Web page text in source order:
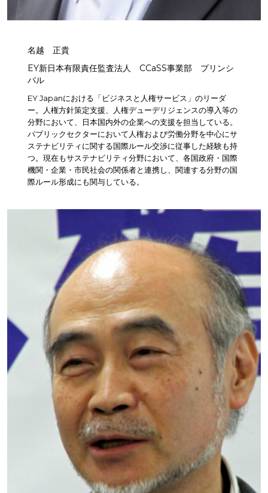
名越 正貴
EY新日本有限責任監査法人 CCaSS事業部 プリンシ
パル
EY Japanにおける「ビジネスと人権サービス」のリーダ
ー。人権方針策定支援、人権デューデリジェンスの導入等の
分野において、日本国内外の企業への支援を担当している。
パブリックセクターにおいて人権および労働分野を中心にサ
ステナビリティに関する国際ルール交渉に従事した経験も持
つ。現在もサステナビリティ分野において、各国政府・国際
機関・企業・市民社会の関係者と連携し、関連する分野の国
際ルール形成にも関与している。